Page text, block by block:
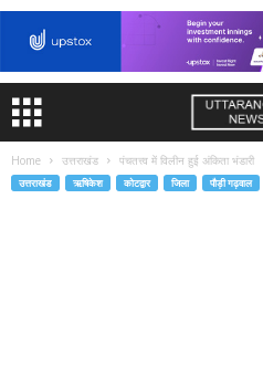
Home उत्तराखंड पंचतत्त्व में विलीन हुई अंकिता भंडारी
उत्तराखंड ऋषिकेश कोटद्वार जिला पौड़ी गढ़वाल